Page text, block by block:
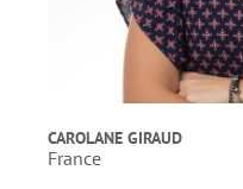
CAROLANE GIRAUD
France